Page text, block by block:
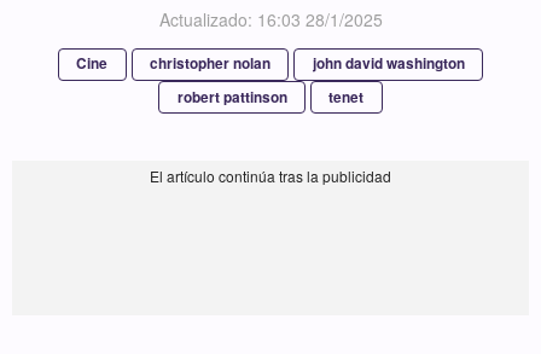
Actualizado: 16:03 28/1/2025
Cine christopher nolan
john david washington
robert pattinson
tenet